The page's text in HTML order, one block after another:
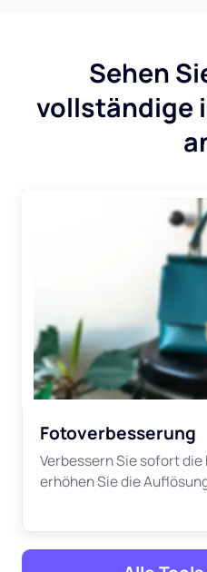
Sehen
vollständige
Fotoverbesserung
Verbessern Sie sofort
erhöhen Sie die